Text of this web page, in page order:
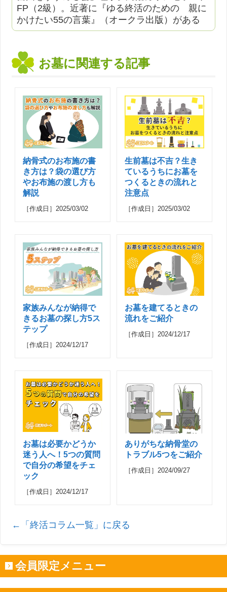
FP（2級）。近著に『ゆる終活のための 親に
かけたい55の言葉』（オークラ出版）がある
お墓に関連する記事
納骨式のお布施の書
き方は？袋の選び方
やお布施の渡し方も
解説
［作成日］2025/03/02
生前墓は不吉？生き
ているうちにお墓を
つくるときの流れと
注意点
［作成日］2025/03/02
家族みんなが納得で
きるお墓の探し方5ス
テップ
［作成日］2024/12/17
お墓を建てるときの
流れをご紹介
［作成日］2024/12/17
お墓は必要かどうか
迷う人へ！5つの質問
で自分の希望をチェ
ック
［作成日］2024/12/17
ありがちな納骨堂の
トラブル5つをご紹介
［作成日］2024/09/27
←「終活コラム一覧」に戻る
会員限定メニュー